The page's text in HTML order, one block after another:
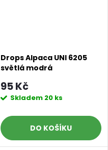
Drops Alpaca UNI 6205
světlá modrá
95 Kč
Skladem 20 ks
DO KOŠÍKU